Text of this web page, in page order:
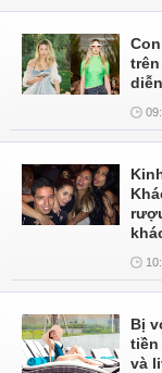
Bị
tiền
và